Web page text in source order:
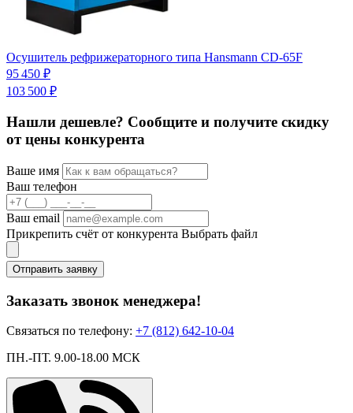
Осушитель рефрижераторного типа Hansmann CD-65F
95 450 ₽
103 500 ₽
Нашли дешевле? Сообщите и получите скидку
от цены конкурента
Ваше имя
Ваш телефон
Ваш email
Прикрепить счёт от конкурента Выбрать файл
Отправить заявку
Заказать звонок менеджера!
Связаться по телефону: +7 (812) 642-10-04
ПН.-ПТ. 9.00-18.00 МСК